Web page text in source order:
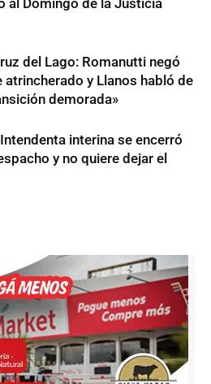
al Domingo de la Justicia
del Lago: Romanutti negó
atrincherado y Llanos habló de
demorada»
interina se encerró
y no quiere dejar el